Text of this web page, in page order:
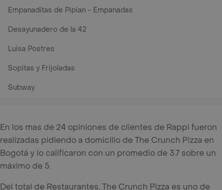
Empanaditas de Pipian - Empanadas
Desayunadero de la 42
Luisa Postres
Sopitas y Frijoladas
Subway
En los mas de 24 opiniones de clientes de Rappi fueron
realizadas pidiendo a domicilio de The Crunch Pizza en
Bogotá y lo calificaron con un promedio de 3.7 sobre un
máximo de 5.
Del total de Restaurantes, The Crunch Pizza es uno de